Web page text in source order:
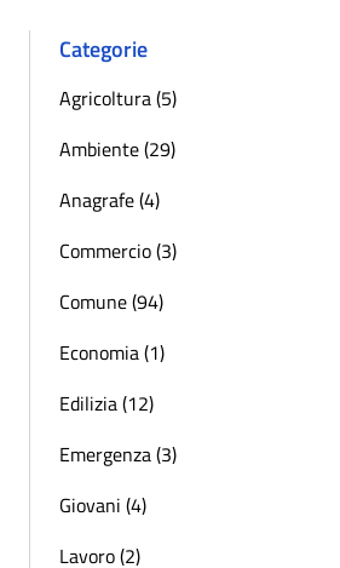
Categorie
Agricoltura (5)
Ambiente (29)
Anagrafe (4)
Commercio (3)
Comune (94)
Economia (1)
Edilizia (12)
Emergenza (3)
Giovani (4)
Lavoro (2)